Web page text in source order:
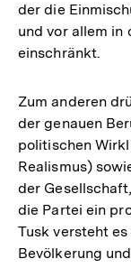
der die
und vor allem
einschränkt.
Zum anderen
der genauen
politischen
Realismus)
der
die Partei ein
Tusk versteht
Bevölkerung